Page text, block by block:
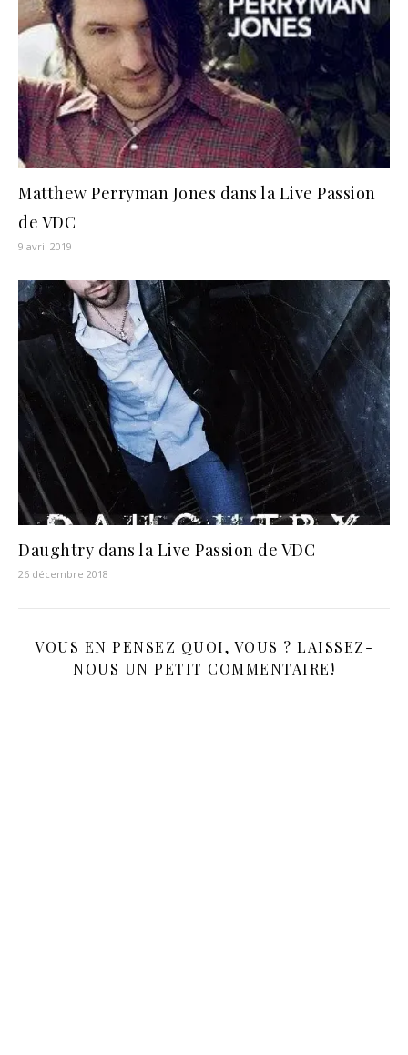
Matthew Perryman Jones dans la Live Passion
de VDC
9 avril 2019
Daughtry dans la Live Passion de VDC
26 décembre 2018
VOUS EN PENSEZ QUOI, VOUS ? LAISSEZ-
NOUS UN PETIT COMMENTAIRE!